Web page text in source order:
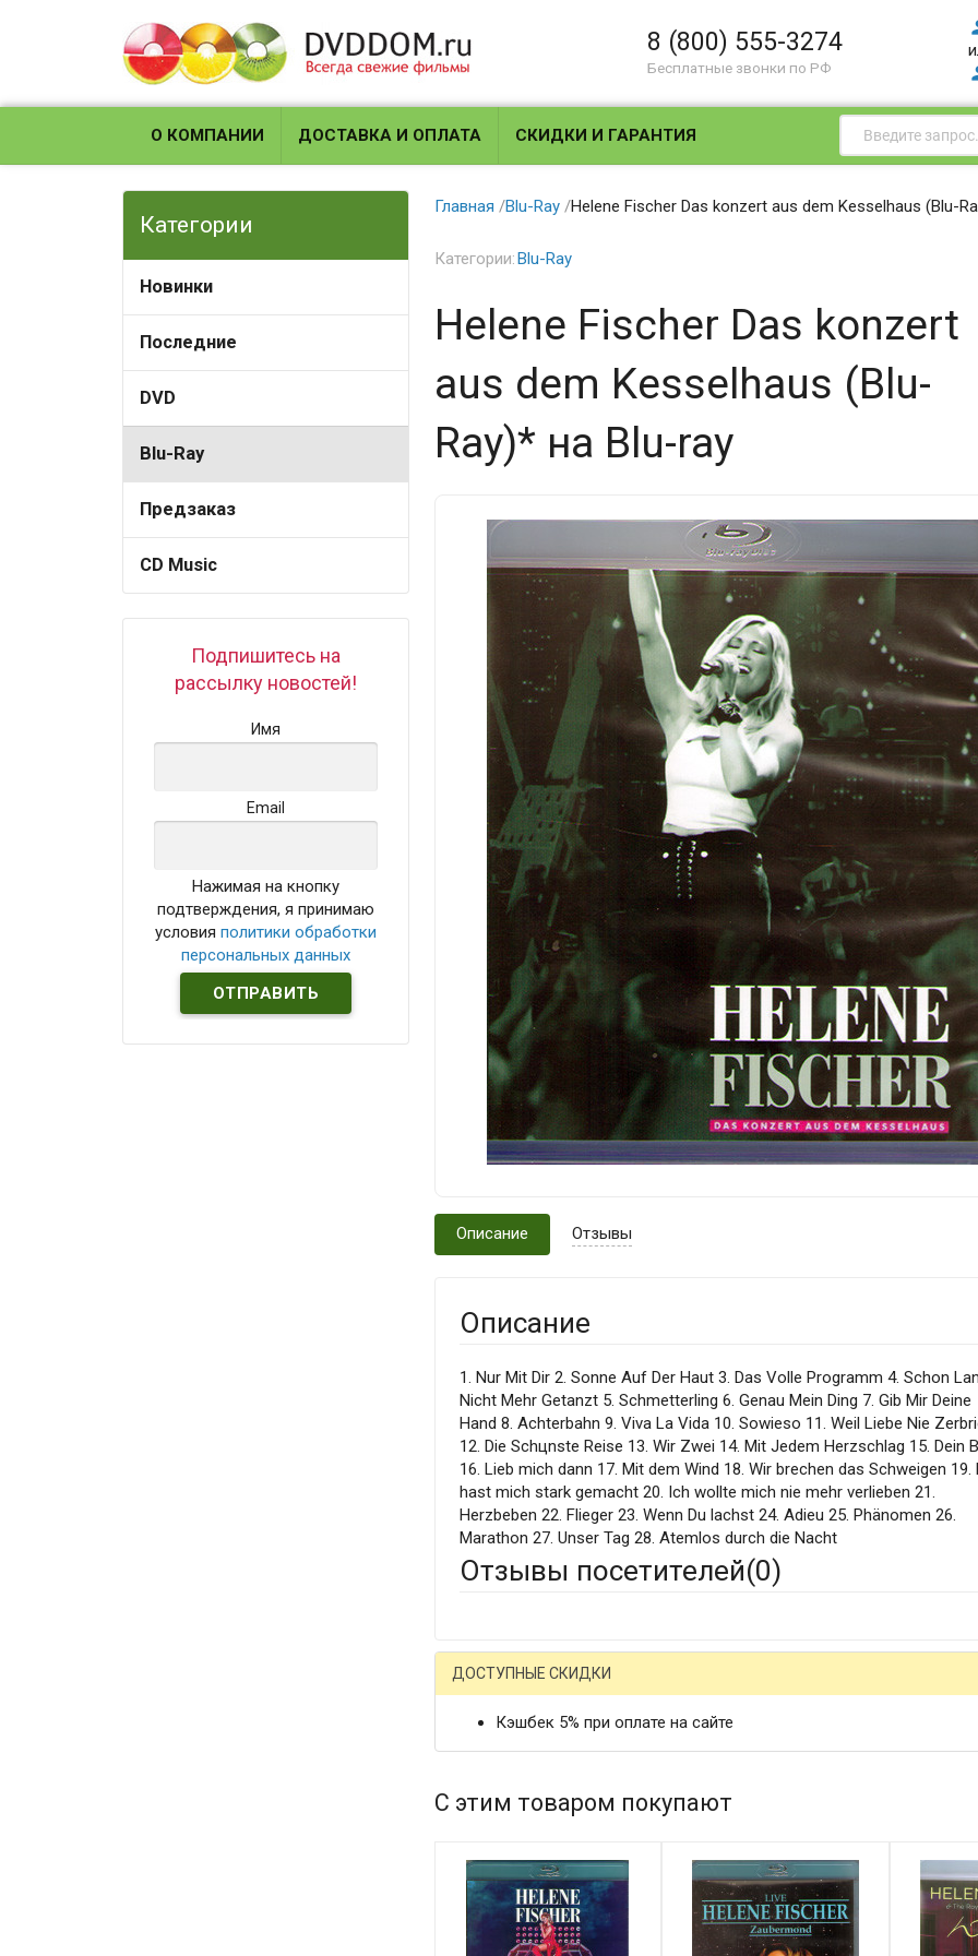
8 (800) 555-3274
Бесплатные звонки по РФ
О КОМПАНИИ ДОСТАВКА И ОПЛАТА СКИДКИ И ГАРАНТИЯ
Категории
Новинки
Последние
DVD
Blu-Ray
Предзаказ
CD Music
Подпишитесь на
рассылку новостей!
Имя
Email
Нажимая на кнопку
подтверждения, я принимаю
условияполитики обработки
персональных данных
Главная /Blu-Ray /Helene Fischer Das konzert aus dem Kesselhaus (Blu-
Категории:Blu-Ray
Helene Fischer Das konzert
aus dem Kesselhaus (Blu-
Ray)* на Blu-ray
Описание Отзывы
Описание
1. Nur Mit Dir 2. Sonne Auf Der Haut 3. Das Volle Programm 4. Schon
Nicht Mehr Getanzt 5. Schmetterling 6. Genau Mein Ding 7. Gib Mir Deine
Hand 8. Achterbahn 9. Viva La Vida 10. Sowieso 11. Weil Liebe Nie
12. Die Schцnste Reise 13. Wir Zwei 14. Mit Jedem Herzschlag 15. Dein
16. Lieb mich dann 17. Mit dem Wind 18. Wir brechen das Schweigen 19.
hast mich stark gemacht 20. Ich wollte mich nie mehr verlieben 21.
Herzbeben 22. Flieger 23. Wenn Du lachst 24. Adieu 25. Phänomen 26.
Marathon 27. Unser Tag 28. Atemlos durch die Nacht
Отзывы посетителей(0)
ДОСТУПНЫЕ СКИДКИ
Кэшбек 5% при оплате на сайте
С этим товаром покупают